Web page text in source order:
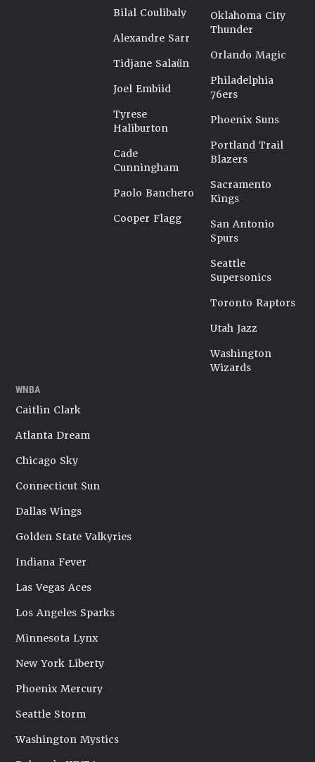
Bilal Coulibaly
Alexandre Sarr
Tidjane Salaün
Joel Embiid
Tyrese
Haliburton
Cade
Cunningham
Paolo Banchero
Cooper Flagg
Oklahoma City
Thunder
Orlando Magic
Philadelphia
76ers
Phoenix Suns
Portland Trail
Blazers
Sacramento
Kings
San Antonio
Spurs
Seattle
Supersonics
Toronto Raptors
Utah Jazz
Washington
Wizards
WNBA
Caitlin Clark
Atlanta Dream
Chicago Sky
Connecticut Sun
Dallas Wings
Golden State Valkyries
Indiana Fever
Las Vegas Aces
Los Angeles Sparks
Minnesota Lynx
New York Liberty
Phoenix Mercury
Seattle Storm
Washington Mystics